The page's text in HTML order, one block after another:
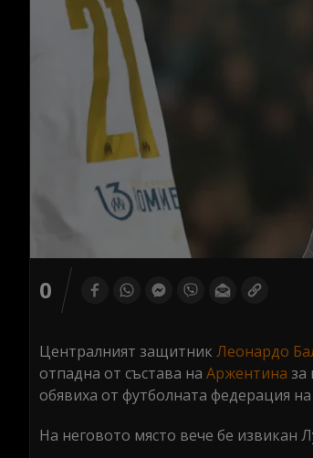
0
Централният защитник Леонардо
отпадна от състава на Аржентина за
обявиха от футболната федерация на
На неговото място вече бе извикан